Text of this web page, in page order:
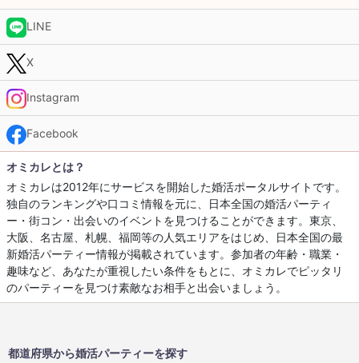
LINE
X
Instagram
Facebook
オミカレとは？
オミカレは2012年にサービスを開始した婚活ポータルサイトです。
独自のランキングや口コミ情報を元に、日本全国の婚活パーティ
ー・街コン・出会いのイベントを見つけることができます。東京、
大阪、名古屋、札幌、福岡等の人気エリアをはじめ、日本全国の最
新婚活パーティー情報が掲載されています。参加者の年齢・職業・
趣味など、あなたが重視したい条件をもとに、オミカレでピッタリ
のパーティーを見つけ素敵なお相手と出会いましょう。
都道府県から婚活パーティーを探す